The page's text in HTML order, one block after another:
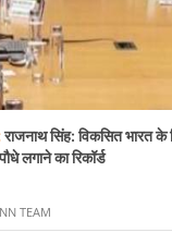
राजनाथ सिंह: विकसित भारत के
लगाने का रिकॉर्ड
TEAM